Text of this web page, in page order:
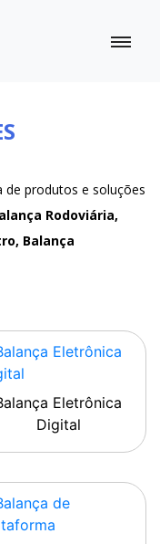
produtos e soluções
Rodoviária,
Balança
Eletrônica
Digital